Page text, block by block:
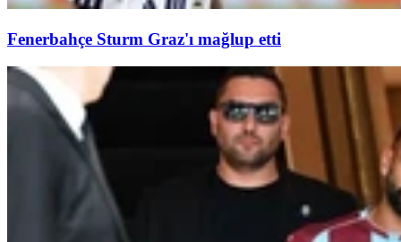
Fenerbahçe Sturm Graz'ı mağlup etti